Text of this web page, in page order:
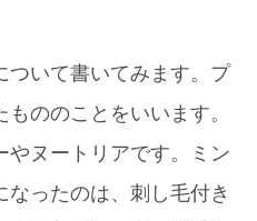
ついて書いてみます。プ
ののことをいいます。
やヌートリアです。ミン
ったのは、刺し毛付き